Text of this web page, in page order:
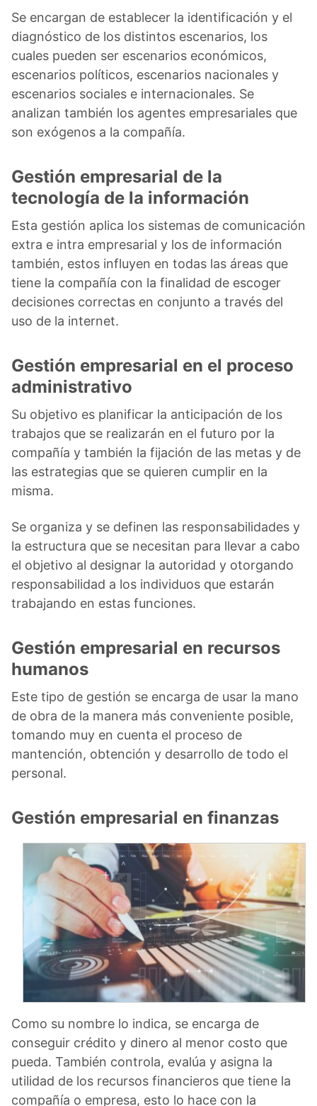
Se encargan de establecer la identificación y el
diagnóstico de los distintos escenarios, los
cuales pueden ser escenarios económicos,
escenarios políticos, escenarios nacionales y
escenarios sociales e internacionales. Se
analizan también los agentes empresariales que
son exógenos a la compañía.
Gestión empresarial de la
tecnología de la información
Esta gestión aplica los sistemas de comunicación
extra e intra empresarial y los de información
también, estos influyen en todas las áreas que
tiene la compañía con la finalidad de escoger
decisiones correctas en conjunto a través del
uso de la internet.
Gestión empresarial en el proceso
administrativo
Su objetivo es planificar la anticipación de los
trabajos que se realizarán en el futuro por la
compañía y también la fijación de las metas y de
las estrategias que se quieren cumplir en la
misma.
Se organiza y se definen las responsabilidades y
la estructura que se necesitan para llevar a cabo
el objetivo al designar la autoridad y otorgando
responsabilidad a los individuos que estarán
trabajando en estas funciones.
Gestión empresarial en recursos
humanos
Este tipo de gestión se encarga de usar la mano
de obra de la manera más conveniente posible,
tomando muy en cuenta el proceso de
mantención, obtención y desarrollo de todo el
personal.
Gestión empresarial en finanzas
Como su nombre lo indica, se encarga de
conseguir crédito y dinero al menor costo que
pueda. También controla, evalúa y asigna la
utilidad de los recursos financieros que tiene la
compañía o empresa, esto lo hace con la